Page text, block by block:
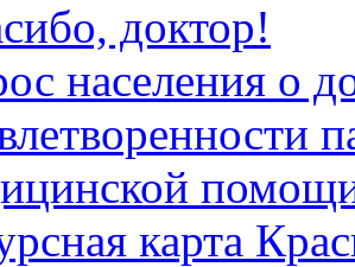
доктор!
населения о
карта